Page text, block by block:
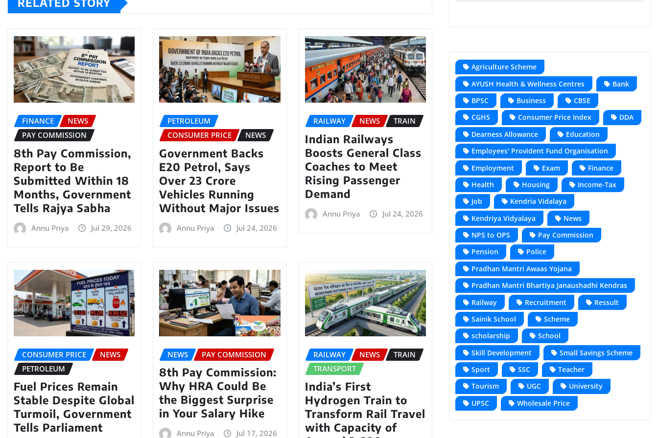
FINANCE
NEWS
PAY COMMISSION
8th Pay Commission,
Report to Be
Submitted Within 18
Months, Government
Tells Rajya Sabha
Annu Priya Jul 29, 2026
PETROLEUM
CONSUMER PRICE
NEWS
Government Backs
E20 Petrol, Says
Over 23 Crore
Vehicles Running
Without Major Issues
Annu Priya Jul 24, 2026
RAILWAY NEWS TRAIN
Indian Railways
Boosts General Class
Coaches to Meet
Rising Passenger
Demand
Annu Priya Jul 24, 2026
CONSUMER PRICE
NEWS
PETROLEUM
Fuel Prices Remain
Stable Despite Global
Turmoil, Government
Tells Parliament
NEWS PAY COMMISSION
8th Pay Commission:
Why HRA Could Be
the Biggest Surprise
in Your Salary Hike
Annu Priya Jul 17, 2026
RAILWAY NEWS
TRAIN
TRANSPORT
India’s First
Hydrogen Train to
Transform Rail Travel
with Capacity of
Agriculture Scheme
AYUSH Health & Wellness Centres
Bank
BPSC
Business
CBSE
CGHS
Consumer Price Index
DDA
Dearness Allowance
Education
Employees' Provident Fund Organisation
Employment
Exam
Finance
Health
Housing
Income-Tax
Job
Kendria Vidalaya
Kendriya Vidyalaya
News
NPS to OPS
Pay Commission
Pension
Police
Pradhan Mantri Awaas Yojana
Pradhan Mantri Bhartiya Janaushadhi Kendras
Railway
Recruitment
Ressult
Sainik School
Scheme
scholarship
School
Skill Development
Small Savings Scheme
Sport
SSC
Teacher
Tourism
UGC
University
UPSC
Wholesale Price